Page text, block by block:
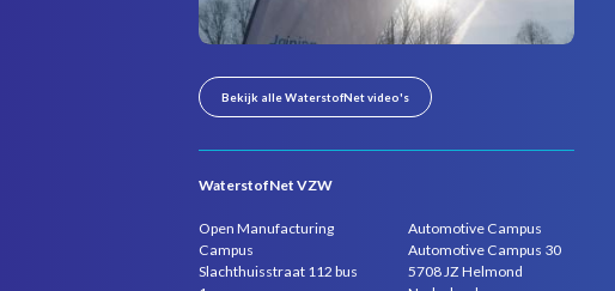
Bekijk alle WaterstofNet video's
WaterstofNet VZW
Open Manufacturing
Campus
Slachthuisstraat 112 bus
Automotive Campus
Automotive Campus 30
5708 JZ Helmond